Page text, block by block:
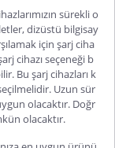
sürekli o
dizüstü bilgisay
için şarj ciha
cihazı seçeneği b
Bu şarj cihazları k
Uzun sür
olacaktır. Doğr
olacaktır.